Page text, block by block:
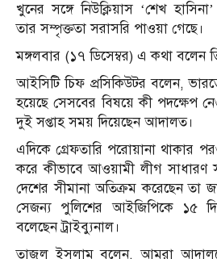
খুনের সঙ্গে নিউক্লিয়াস ‘শেখ
তার সম্পৃক্ততা সরাসরি পাওয়া গেছে।
মঙ্গলবার (১৭ ডিসেম্বর) এ কথা বলেন
আইসিটি চিফ প্রসিকিউটর বলেন,
হয়েছে সেসবের বিষয়ে কী পদক্ষেপ
দুই সপ্তাহ সময় দিয়েছেন আদালত।
এদিকে গ্রেফতারি পরোয়ানা থাকার
করে কীভাবে আওয়ামী লীগ সাধারণ
দেশের সীমানা অতিক্রম করেছেন তা
সেজন্য পুলিশের আইজিপিকে ১৫
বলেছেন ট্রাইব্যুনাল।
তাজুল ইসলাম বলেন, আমরা